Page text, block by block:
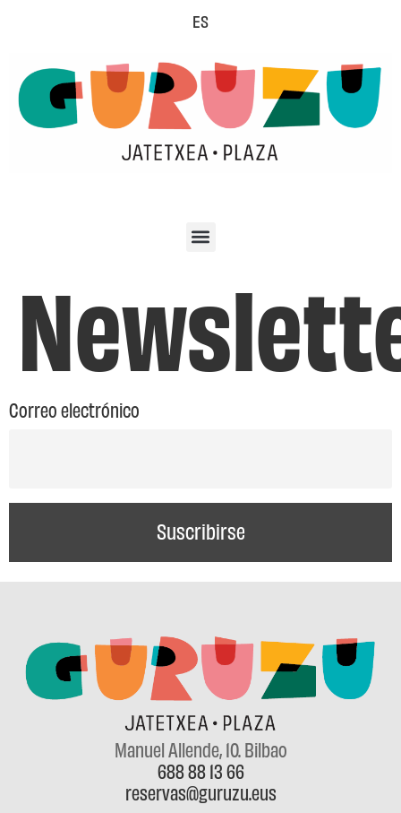
ES
Correo electrónico
Manuel Allende, 10. Bilbao
688 88 13 66
reservas@guruzu.eus